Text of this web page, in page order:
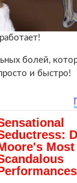
болей,
и быстро!